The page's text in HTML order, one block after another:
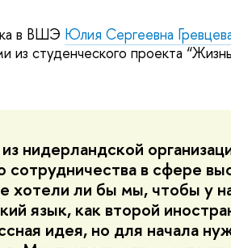
в ВШЭ Юлия Сергеевна
из студенческого проекта
нидерландской
в сфере
хотели ли бы мы, чтобы у
язык, как второй
идея, но для начала